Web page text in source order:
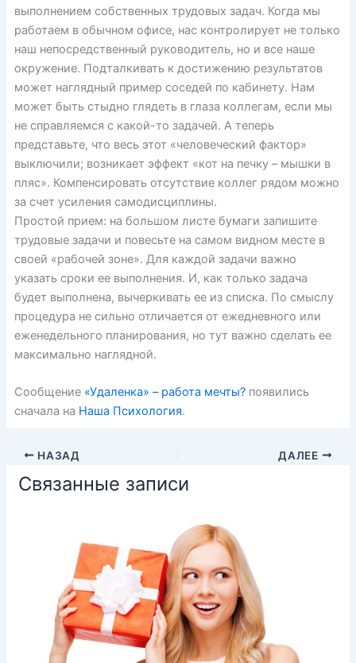
выполнением собственных трудовых задач. Когда мы
работаем в обычном офисе, нас контролирует не только
наш непосредственный руководитель, но и все наше
окружение. Подталкивать к достижению результатов
может наглядный пример соседей по кабинету. Нам
может быть стыдно глядеть в глаза коллегам, если мы
не справляемся с какой-то задачей. А теперь
представьте, что весь этот «человеческий фактор»
выключили; возникает эффект «кот на печку – мышки в
пляс». Компенсировать отсутствие коллег рядом можно
за счет усиления самодисциплины.
Простой прием: на большом листе бумаги запишите
трудовые задачи и повесьте на самом видном месте в
своей «рабочей зоне». Для каждой задачи важно
указать сроки ее выполнения. И, как только задача
будет выполнена, вычеркивать ее из списка. По смыслу
процедура не сильно отличается от ежедневного или
еженедельного планирования, но тут важно сделать ее
максимально наглядной.
Сообщение «Удаленка» – работа мечты?появились
сначала на Наша Психология.
НАЗАД ДАЛЕЕ
Связанные записи